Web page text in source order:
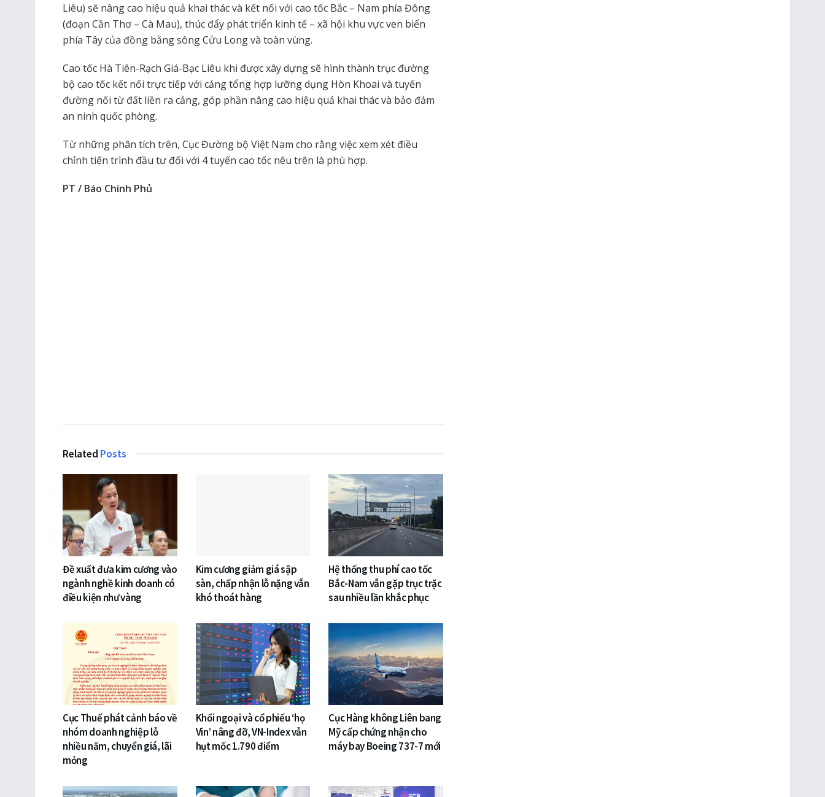
Liêu) sẽ nâng cao hiệu quả khai thác và kết nối với cao tốc Bắc – Nam phía Đông
(đoạn Cần Thơ – Cà Mau), thúc đẩy phát triển kinh tế – xã hội khu vực ven biển
phía Tây của đồng bằng sông Cửu Long và toàn vùng.
Cao tốc Hà Tiên-Rạch Giá-Bạc Liêu khi được xây dựng sẽ hình thành trục đường
bộ cao tốc kết nối trực tiếp với cảng tổng hợp lưỡng dụng Hòn Khoai và tuyến
đường nối từ đất liền ra cảng, góp phần nâng cao hiệu quả khai thác và bảo đảm
an ninh quốc phòng.
Từ những phân tích trên, Cục Đường bộ Việt Nam cho rằng việc xem xét điều
chỉnh tiến trình đầu tư đối với 4 tuyến cao tốc nêu trên là phù hợp.
PT / Báo Chính Phủ
Related Posts
Đề xuất đưa kim cương vào
ngành nghề kinh doanh có
điều kiện như vàng
Kim cương giảm giá sập
sàn, chấp nhận lỗ nặng vẫn
khó thoát hàng
Hệ thống thu phí cao tốc
Bắc-Nam vẫn gặp trục trặc
sau nhiều lần khắc phục
Cục Thuế phát cảnh báo về
nhóm doanh nghiệp lỗ
nhiều năm, chuyển giá, lãi
mỏng
Khối ngoại và cổ phiếu ‘họ
Vin’ nâng đỡ, VN-Index vẫn
hụt mốc 1.790 điểm
Cục Hàng không Liên bang
Mỹ cấp chứng nhận cho
máy bay Boeing 737-7 mới